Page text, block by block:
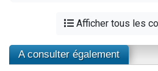
Afficher tous les
A consulter également